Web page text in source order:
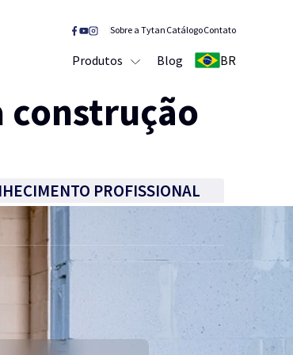
Produtos Blog BR
Sobre a Tytan CatálogoContato
construção
PROFISSIONAL